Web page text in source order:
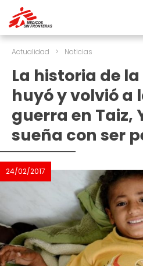
Actualidad > Noticias
La historia de
huyó y volvió a
guerra en Taiz,
sueña con ser
24/02/2017